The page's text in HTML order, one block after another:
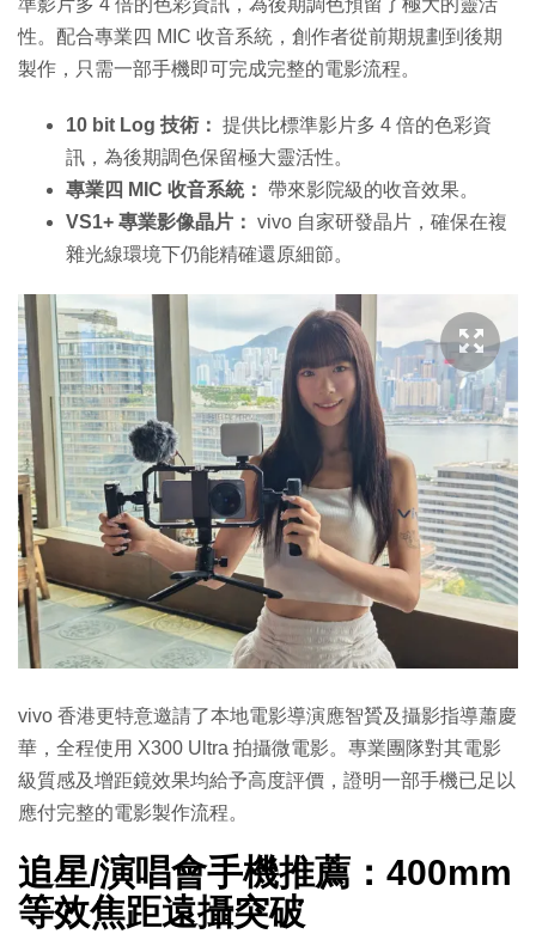
性。配合專業四 MIC 收音系統，創作者從前期規劃到後期
製作，只需一部手機即可完成完整的電影流程。
10 bit Log 技術： 提供比標準影片多 4 倍的色彩資
訊，為後期調色保留極大靈活性。
專業四 MIC 收音系統： 帶來影院級的收音效果。
VS1+ 專業影像晶片： vivo 自家研發晶片，確保在複
雜光線環境下仍能精確還原細節。
vivo 香港更特意邀請了本地電影導演應智贇及攝影指導蕭慶
華，全程使用 X300 Ultra 拍攝微電影。專業團隊對其電影
級質感及增距鏡效果均給予高度評價，證明一部手機已足以
應付完整的電影製作流程。
追星/演唱會手機推薦：400mm
等效焦距遠攝突破